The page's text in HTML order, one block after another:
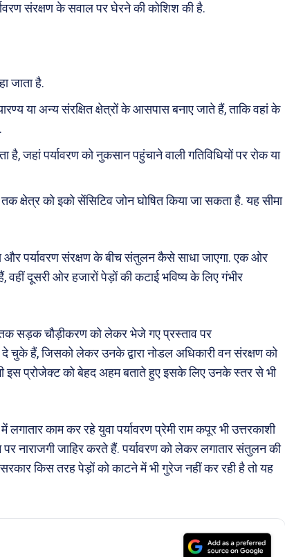
संरक्षण के सवाल पर घेरने की कोशिश की है.
जाता है.
या अन्य संरक्षित क्षेत्रों के आसपास बनाए जाते हैं, ताकि वहां के
जहां पर्यावरण को नुकसान पहुंचाने वाली गतिविधियों पर रोक या
क्षेत्र को इको सेंसिटिव जोन घोषित किया जा सकता है. यह सीमा
और पर्यावरण संरक्षण के बीच संतुलन कैसे साधा जाएगा. एक ओर
दूसरी ओर हजारों पेड़ों की कटाई भविष्य के लिए गंभीर
तक सड़क चौड़ीकरण को लेकर भेजे गए प्रस्ताव पर
चुके हैं, जिसको लेकर उनके द्वारा नोडल अधिकारी वन संरक्षण को
इस प्रोजेक्ट को बेहद अहम बताते हुए इसके लिए उनके स्तर से भी
लगातार काम कर रहे युवा पर्यावरण प्रेमी राम कपूर भी उत्तरकाशी
नाराजगी जाहिर करते हैं. पर्यावरण को लेकर लगातार संतुलन की
किस तरह पेड़ों को काटने में भी गुरेज नहीं कर रही है तो यह